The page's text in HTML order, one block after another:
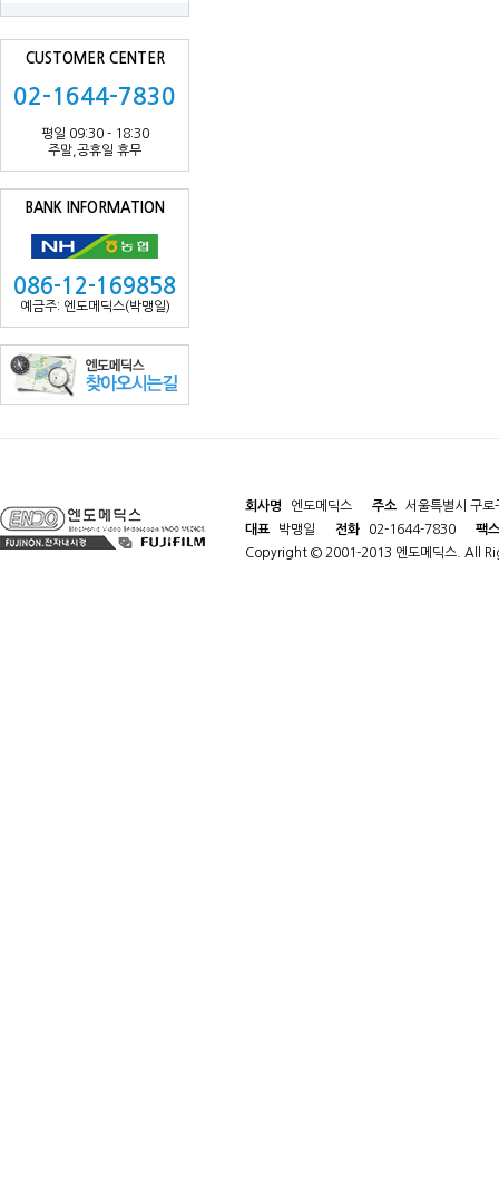
CUSTOMER CENTER
02-1644-7830
평일 09:30 - 18:30
주말,공휴일 휴무
BANK INFORMATION
086-12-169858
예금주: 엔도메딕스(박맹일)
회사명 엔도메딕스 주소
서울특별시 구
대표
박맹일 전화 02-1644-7830
팩스
Copyright © 2001-2013 엔도메딕스. All